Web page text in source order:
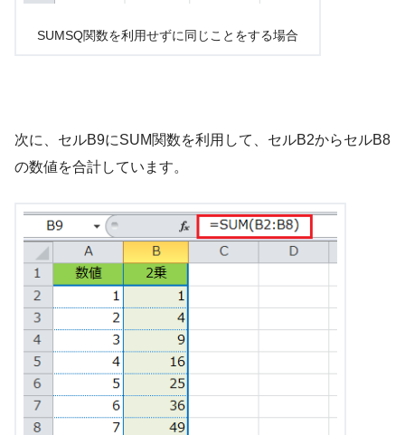
SUMSQ関数を利用せずに同じことをする場合
次に、セルB9にSUM関数を利用して、セルB2からセルB8
の数値を合計しています。